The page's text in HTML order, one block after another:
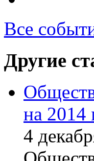
Все
Другие
на 2014
4